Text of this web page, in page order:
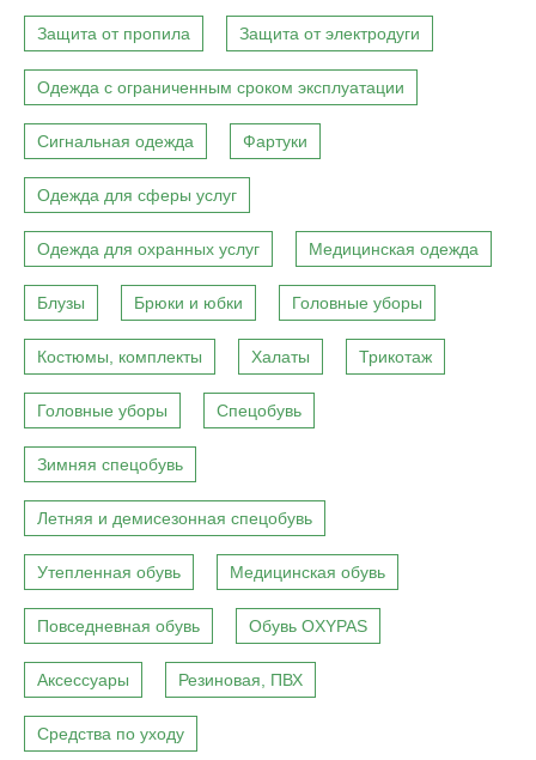
Защита от пропила Защита от электродуги
Одежда с ограниченным сроком эксплуатации
Сигнальная одежда Фартуки
Одежда для сферы услуг
Одежда для охранных услуг Медицинская одежда
Блузы Брюки и юбки Головные уборы
Костюмы, комплекты Халаты Трикотаж
Головные уборы Спецобувь
Зимняя спецобувь
Летняя и демисезонная спецобувь
Утепленная обувь Медицинская обувь
Повседневная обувь Обувь OXYPAS
Аксессуары Резиновая, ПВХ
Средства по уходу